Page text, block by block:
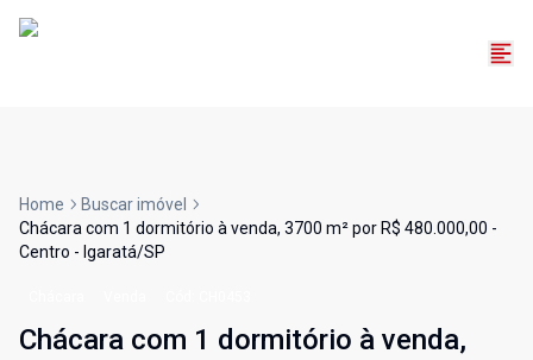
Home
Buscar imóvel
Chácara com 1 dormitório à venda, 3700 m² por R$ 480.000,00 -
Centro - Igaratá/SP
Chácara com 1 dormitório à venda,